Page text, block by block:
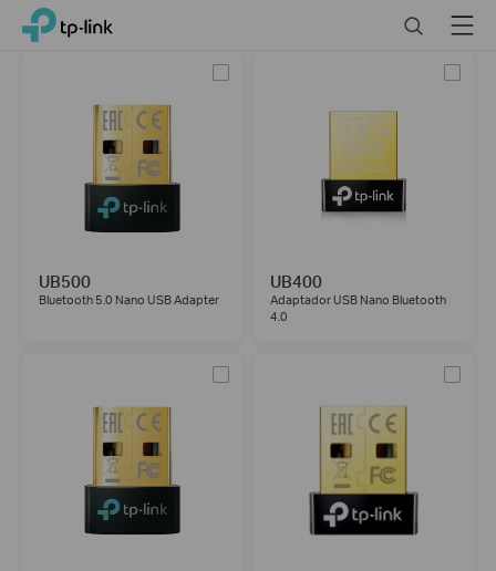
ClickTP-Link, Reliably Smart SearchMenu
UB500
Bluetooth 5.0 Nano USB Adapter
UB400
Adaptador USB Nano Bluetooth
4.0